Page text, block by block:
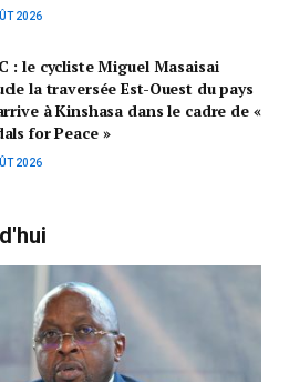
2026
: le cycliste Miguel Masaisai
la traversée Est-Ouest du pays
à Kinshasa dans le cadre de «
for Peace »
2026